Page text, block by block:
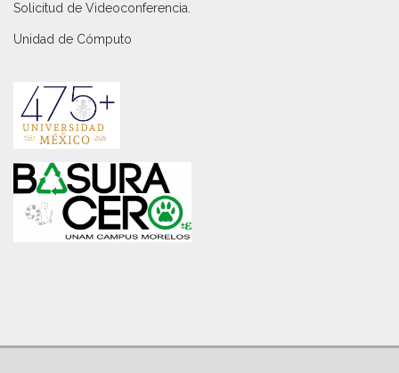
Solicitud de Videoconferencia.
Unidad de Cómputo